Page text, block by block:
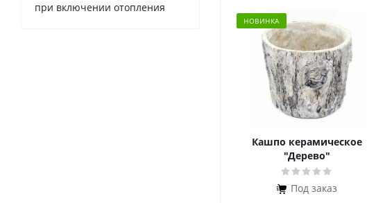
НОВИНКА
Кашпо керамическое
"Дерево"
Под заказ
при включении отопления